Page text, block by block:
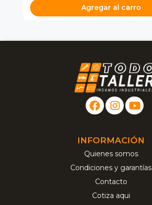
Agregar al carro
INFORMACIÓN
Quienes somos
Condiciones y garantías
Contacto
Cotiza aqui